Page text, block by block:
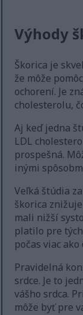
Výhody
Škorica je
že môže
ochorení. Je
cholesterolu,
Aj keď jedna
LDL
prospešná.
inými
Veľká štúdia
škorica
mali nižší
platilo pre
počas viac
Pravidelná
srdce. Je to
vášho srdca.
môže byť pre